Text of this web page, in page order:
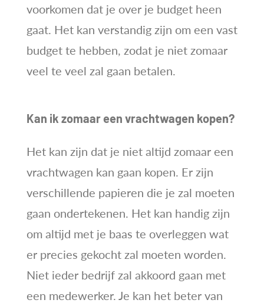
voorkomen dat je over je budget heen
gaat. Het kan verstandig zijn om een vast
budget te hebben, zodat je niet zomaar
veel te veel zal gaan betalen.
Kan ik zomaar een vrachtwagen kopen?
Het kan zijn dat je niet altijd zomaar een
vrachtwagen kan gaan kopen. Er zijn
verschillende papieren die je zal moeten
gaan ondertekenen. Het kan handig zijn
om altijd met je baas te overleggen wat
er precies gekocht zal moeten worden.
Niet ieder bedrijf zal akkoord gaan met
een medewerker. Je kan het beter van